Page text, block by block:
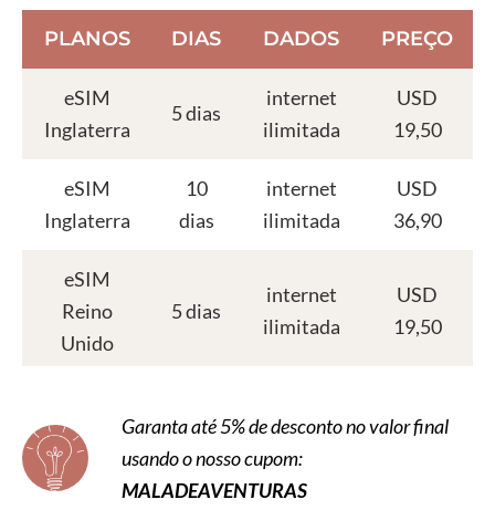
PLANOS DIAS DADOS PREÇO
eSIM
Inglaterra
5 dias
internet
ilimitada
USD
19,50
eSIM
Inglaterra
10
dias
internet
ilimitada
USD
36,90
eSIM
Reino
Unido
5 dias
internet
ilimitada
USD
19,50
Reino
Unido
10
internet
USD
Garanta até 5% de desconto no valor final
usando o nosso cupom:
MALADEAVENTURAS